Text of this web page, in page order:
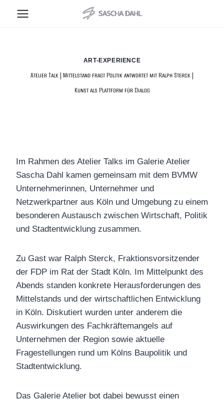
Inhalt
ART-EXPERIENCE
Atelier Talk | Mittelstand fragt Politik antwortet mit Ralph Sterck |
Kunst als Plattform für Dialog
Im Rahmen des Atelier Talks im Galerie Atelier
Sascha Dahl kamen gemeinsam mit dem BVMW
Unternehmerinnen, Unternehmer und
Netzwerkpartner aus Köln und Umgebung zu einem
besonderen Austausch zwischen Wirtschaft, Politik
und Stadtentwicklung zusammen.
Zu Gast war Ralph Sterck, Fraktionsvorsitzender
der FDP im Rat der Stadt Köln. Im Mittelpunkt des
Abends standen konkrete Herausforderungen des
Mittelstands und der wirtschaftlichen Entwicklung
in Köln. Diskutiert wurden unter anderem die
Auswirkungen des Fachkräftemangels auf
Unternehmen der Region sowie aktuelle
Fragestellungen rund um Kölns Baupolitik und
Stadtentwicklung.
Das Galerie Atelier bot dabei bewusst einen